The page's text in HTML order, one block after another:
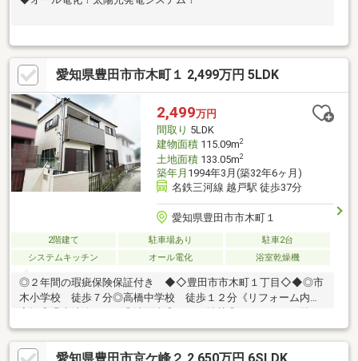
愛知県豊田市市木町１ 2,499万円 5LDK
2,499万円
間取り 5LDK
建物面積115.09m2
土地面積133.05m2
築年月 1994年3月(築32年6ヶ月)
名鉄三河線 越戸駅 徒歩37分
愛知県豊田市市木町１
2階建て 駐車場あり
駐車2台
システムキッチン
オール電化 浴室乾燥機
◎２年間の瑕疵保険保証付き ◆◇豊田市市木町１丁目◇◆◎市
木小学校 徒歩７分◎高橋中学校 徒歩１２分《リフォーム内
◎畳表替◎障子張替◎襖張替◎クッションフロア張替◎室内クリ
ーニング◎シロアリ点検◎外壁・屋根塗装〇●自己資金０円でも
購入出来ます●〇◆今から見たい！！ 営業時間外・定休日でも